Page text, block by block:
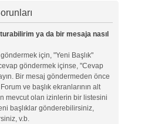
ya da bir mesaja nasıl
için, "Yeni Başlık"
göndermek içinse, "Cevap
Bir mesaj göndermeden önce
ve başlık ekranlarının alt
mevcut olan izinlerin bir listesini
başlıklar gönderebilirsiniz,
v.b.